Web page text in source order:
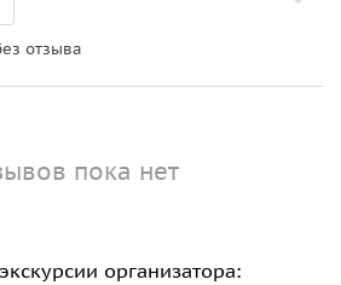
отзыва
пока нет
организатора: